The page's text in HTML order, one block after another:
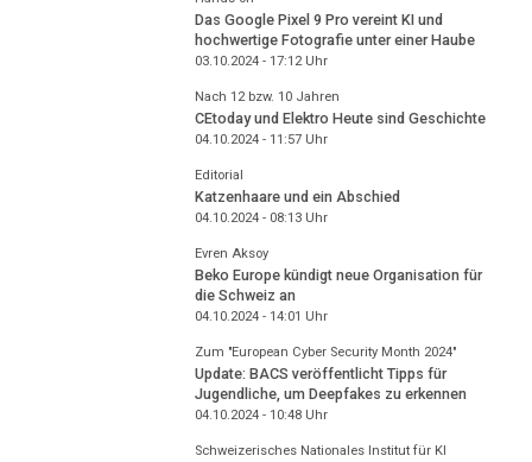
Das Google Pixel 9 Pro vereint KI und
hochwertige Fotografie unter einer Haube
03.10.2024 - 17:12Uhr
Nach 12 bzw. 10 Jahren
CEtoday und Elektro Heute sind Geschichte
04.10.2024 - 11:57Uhr
Editorial
Katzenhaare und ein Abschied
04.10.2024 - 08:13Uhr
Evren Aksoy
Beko Europe kündigt neue Organisation für
die Schweiz an
04.10.2024 - 14:01 Uhr
Zum "European Cyber Security Month 2024"
Update: BACS veröffentlicht Tipps für
Jugendliche, um Deepfakes zu erkennen
04.10.2024 - 10:48Uhr
Schweizerisches Nationales Institut für KI